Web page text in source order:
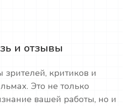
и отзывы
критиков и
Это не только
вашей работы, но и